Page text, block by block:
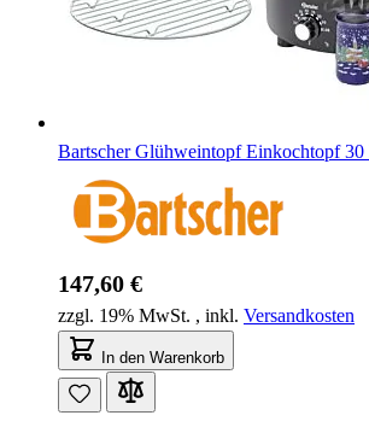
Bartscher Glühweintopf Einkochtopf
147,60 €
zzgl. 19% MwSt. , inkl. Versandkosten
In den Warenkorb